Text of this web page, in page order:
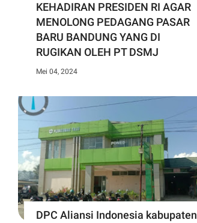
KEHADIRAN PRESIDEN RI AGAR
MENOLONG PEDAGANG PASAR
BARU BANDUNG YANG DI
RUGIKAN OLEH PT DSMJ
Mei 04, 2024
DPC Aliansi Indonesia kabupaten